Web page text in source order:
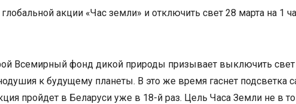
акции «Час земли» и отключить свет 28 марта на 1
Всемирный фонд дикой природы призывает выключить
к будущему планеты. В это же время гаснет подсветка
пройдет в Беларуси уже в 18-й раз. Цель Часа Земли не в